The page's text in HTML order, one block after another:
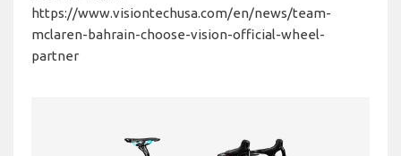
https://www.visiontechusa.com/en/news/team-
mclaren-bahrain-choose-vision-official-wheel-
partner